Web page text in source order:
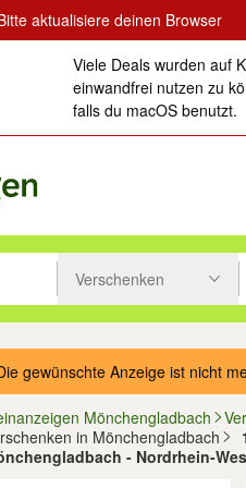
aktualisiere deinen Browser
Viele Deals wurden auf
einwandfrei nutzen zu
falls du macOS benutzt.
drücken um zu suchen, oder
Verschenken
gewünschte Anzeige ist nicht
Mönchengladbach
in Mönchengladbach
- Nordrhein-